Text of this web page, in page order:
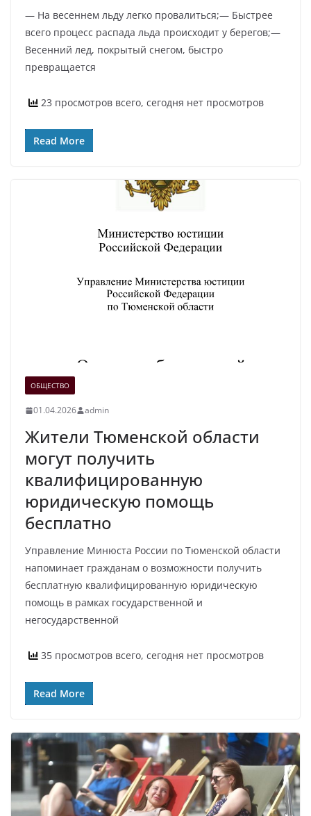
— На весеннем льду легко провалиться;— Быстрее
всего процесс распада льда происходит у берегов;—
Весенний лед, покрытый снегом, быстро
превращается
23 просмотров всего, сегодня нет просмотров
Read More
ОБЩЕСТВО
01.04.2026 admin
Жители Тюменской области
могут получить
квалифицированную
юридическую помощь
бесплатно
Управление Минюста России по Тюменской области
напоминает гражданам о возможности получить
бесплатную квалифицированную юридическую
помощь в рамках государственной и
негосударственной
35 просмотров всего, сегодня нет просмотров
Read More